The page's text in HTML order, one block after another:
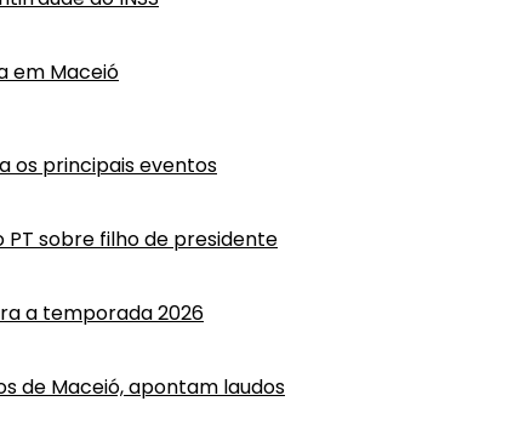
em Maceió
os principais eventos
PT sobre filho de presidente
a temporada 2026
de Maceió, apontam laudos